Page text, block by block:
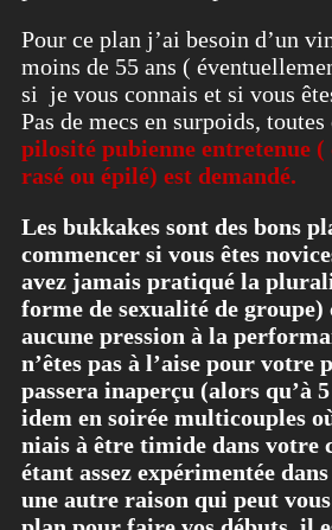
Pour ce plan j’ai besoin d’un
moins de 55 ans (
si je vous connais et si vous
Pas de mecs en surpoids,
pilosité pubienne entretenue
rasé ou épilé) est demandé.
Les bukkakes sont des bons
commencer si vous êtes
avez jamais pratiqué la
forme de sexualité de groupe)
aucune pression à la
n’êtes pas à l’aise pour votre
passera inaperçu (alors qu’à
idem en soirée multicouples
niais à être timide dans votre
étant assez expérimentée
une autre raison qui peut